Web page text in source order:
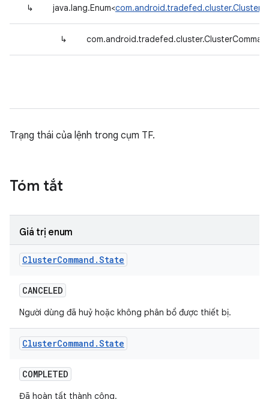
↳ java.lang.Enum<
↳
Trạng thái của lệnh trong cụm TF.
Tóm tắt
Giá trị enum
ClusterCommand .State
CANCELED
Người dùng đã huỷ hoặc không phân bổ được thiết bị.
ClusterCommand .State
COMPLETED
Đã hoàn tất thành công.